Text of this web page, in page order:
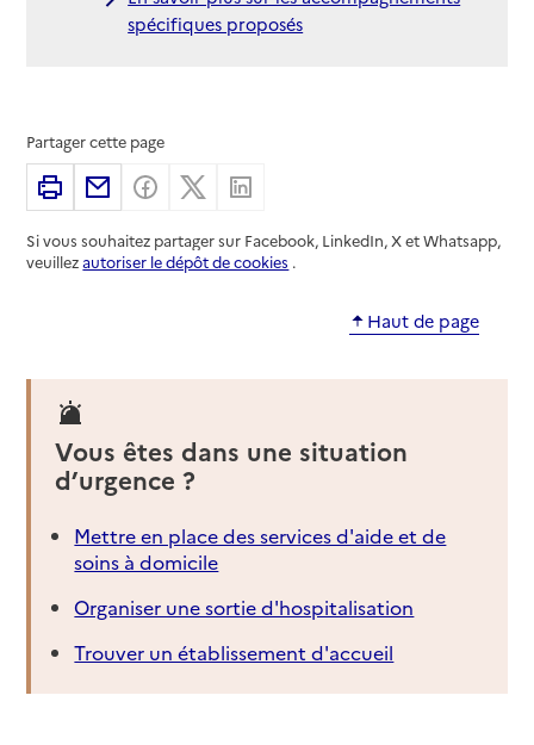
spécifiques proposés
Partager cette page
ImprimerPartager par email
Partager sur Facebook
Partager sur X
Si vous souhaitez partager sur Facebook, LinkedIn, X et Whatsapp,
veuillezautoriser le dépôt de cookies .
Haut de page
Vous êtes dans une situation
d’urgence ?
Mettre en place des services d'aide et de
soins à domicile
Organiser une sortie d'hospitalisation
Trouver un établissement d'accueil